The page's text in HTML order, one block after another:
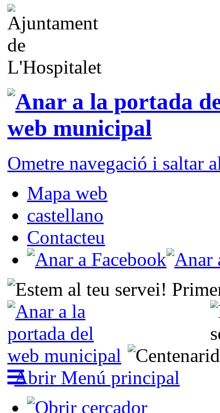
Ometre navegació i saltar
Mapa web
castellano
Contacteu
Abrir Menú principal